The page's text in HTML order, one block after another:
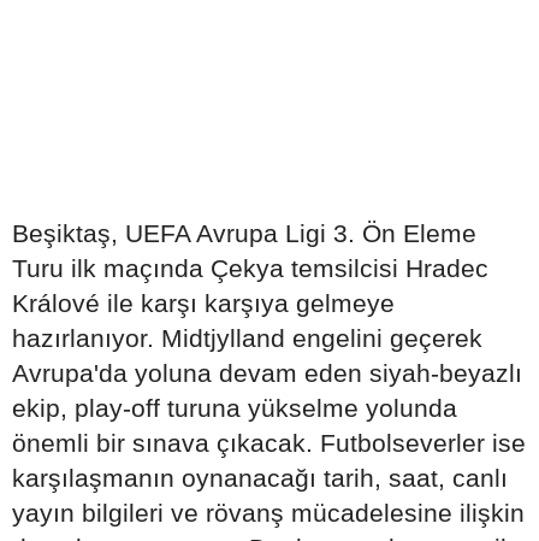
Beşiktaş, UEFA Avrupa Ligi 3. Ön Eleme
Turu ilk maçında Çekya temsilcisi Hradec
Králové ile karşı karşıya gelmeye
hazırlanıyor. Midtjylland engelini geçerek
Avrupa'da yoluna devam eden siyah-beyazlı
ekip, play-off turuna yükselme yolunda
önemli bir sınava çıkacak. Futbolseverler ise
karşılaşmanın oynanacağı tarih, saat, canlı
yayın bilgileri ve rövanş mücadelesine ilişkin